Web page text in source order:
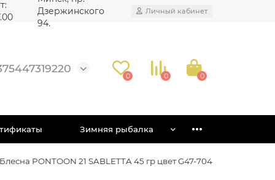
Дзержинского
94.
Личный кабинет
0 0 0
Зимняя рыбалка
Блесна PONTOON 21 SABLETTA 45 гр цвет G47-704